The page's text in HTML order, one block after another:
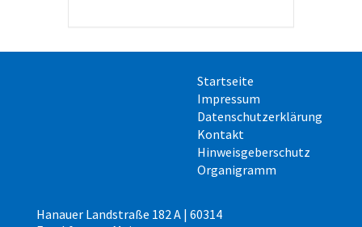
Startseite
Impressum
Datenschutzerklärung
Kontakt
Hinweisgeberschutz
Organigramm
Hanauer Landstraße 182 A | 60314